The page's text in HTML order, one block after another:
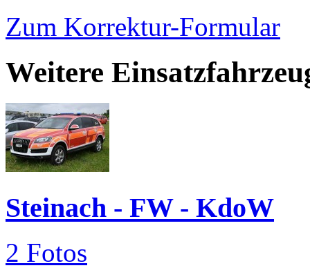
Zum Korrektur-Formular
Weitere
Steinach - FW - KdoW
2 Fotos